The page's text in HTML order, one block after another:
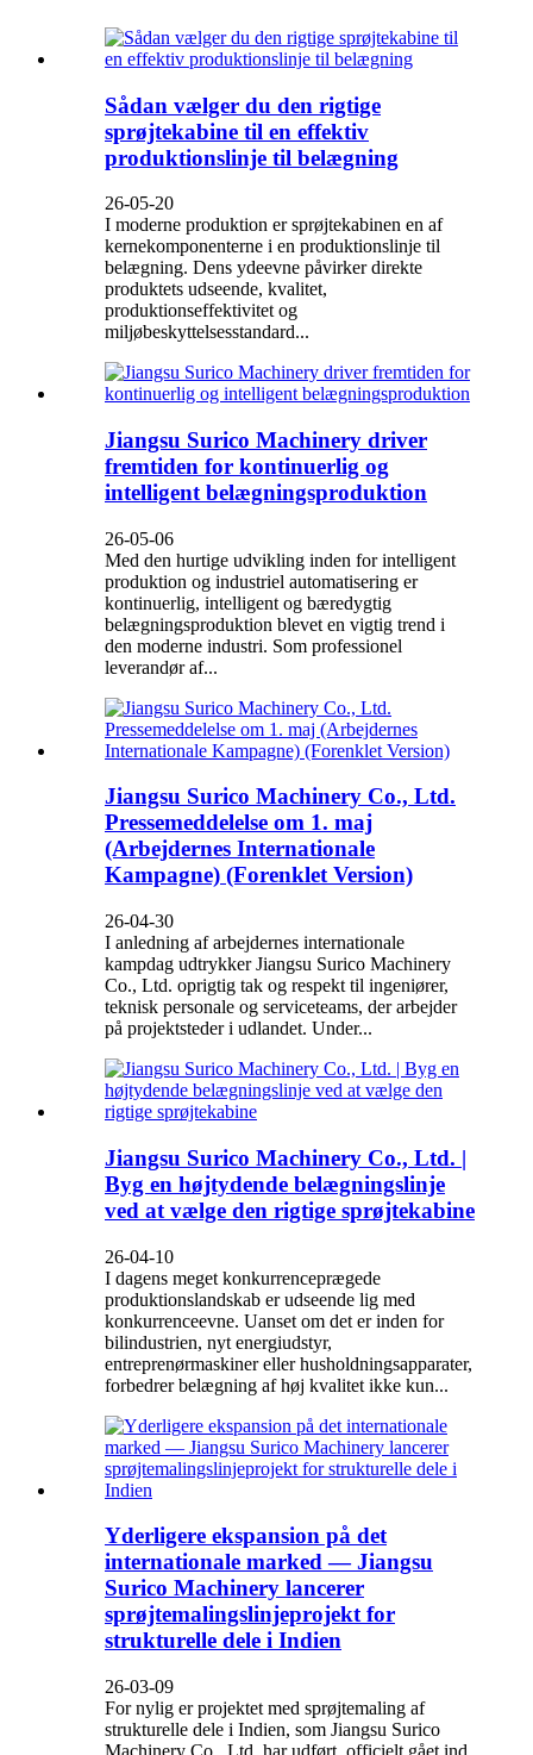
Sådan vælger du den rigtige
sprøjtekabine til en effektiv
produktionslinje til belægning
26-05-20
I moderne produktion er sprøjtekabinen en af ​​
kernekomponenterne i en produktionslinje til
belægning. Dens ydeevne påvirker direkte
produktets udseende, kvalitet,
produktionseffektivitet og
miljøbeskyttelsesstandard...
Jiangsu Surico Machinery driver
fremtiden for kontinuerlig og
intelligent belægningsproduktion
26-05-06
Med den hurtige udvikling inden for intelligent
produktion og industriel automatisering er
kontinuerlig, intelligent og bæredygtig
belægningsproduktion blevet en vigtig trend i
den moderne industri. Som professionel
leverandør af...
Jiangsu Surico Machinery Co., Ltd.
Pressemeddelelse om 1. maj
(Arbejdernes Internationale
Kampagne) (Forenklet Version)
26-04-30
I anledning af arbejdernes internationale
kampdag udtrykker Jiangsu Surico Machinery
Co., Ltd. oprigtig tak og respekt til ingeniører,
teknisk personale og serviceteams, der arbejder
på projektsteder i udlandet. Under...
Jiangsu Surico Machinery Co., Ltd. |
Byg en højtydende belægningslinje
ved at vælge den rigtige sprøjtekabine
26-04-10
I dagens meget konkurrenceprægede
produktionslandskab er udseende lig med
konkurrenceevne. Uanset om det er inden for
bilindustrien, nyt energiudstyr,
entreprenørmaskiner eller husholdningsapparater,
forbedrer belægning af høj kvalitet ikke kun...
Yderligere ekspansion på det
internationale marked — Jiangsu
Surico Machinery lancerer
sprøjtemalingslinjeprojekt for
strukturelle dele i Indien
26-03-09
For nylig er projektet med sprøjtemaling af
strukturelle dele i Indien, som Jiangsu Surico
Machinery Co., Ltd. har udført, officielt gået ind